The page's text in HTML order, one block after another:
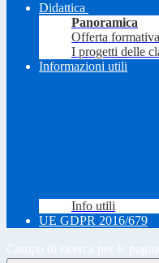
Didattica
Panoramica
Offerta formativa
I progetti delle
Informazioni utili
Info utili
UE GDPR 2016/679